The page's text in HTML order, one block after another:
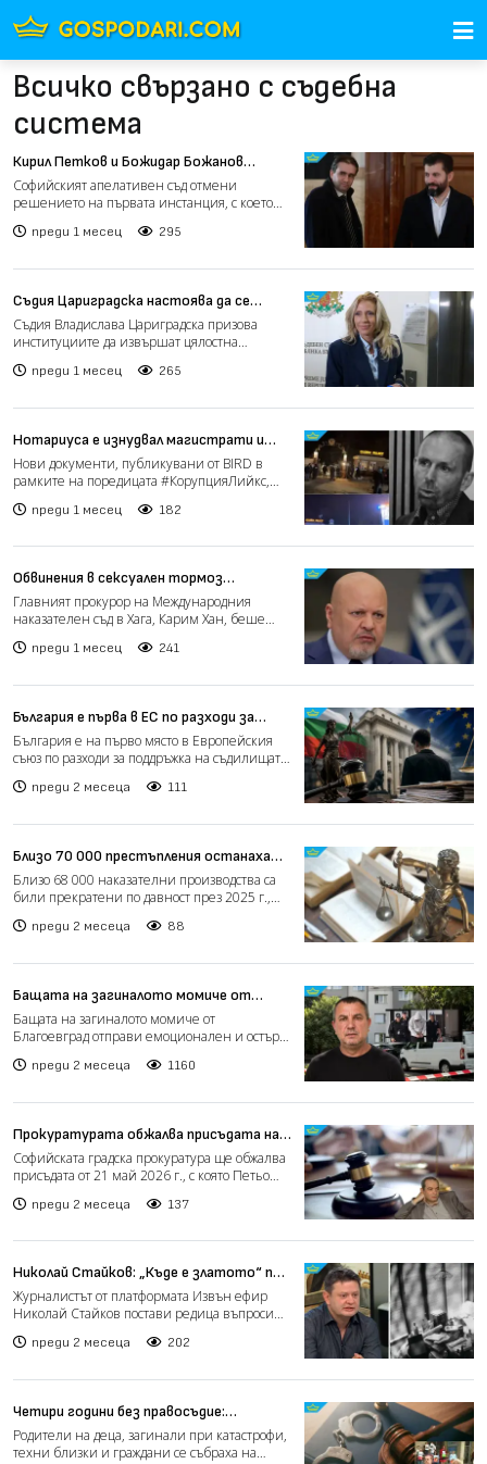
Всичко свързано с съдебна
система
Кирил Петков и Божидар Божанов
отново отиват на съд
Софийският апелативен съд отмени
решението на първата инстанция, с което
преди 1 месец 295
Съдия Цариградска настоява да се
провери кой е следил магистрати и с
какъв резултат
Съдия Владислава Цариградска призова
институциите да извършат цялостна
преди 1 месец 265
Нотариуса е изнудвал магистрати и
данъчни с компромати, сочат нови
документи
Нови документи, публикувани от BIRD в
рамките на поредицата #КорупцияЛийкс,
преди 1 месец 182
Обвинения в сексуален тормоз
разтърсиха съда в Хага
Главният прокурор на Международния
наказателен съд в Хага, Карим Хан, беше
преди 1 месец 241
България е първа в ЕС по разходи за
съдилища като дял от БВП
България е на първо място в Европейския
съюз по разходи за поддръжка на съдилищата
преди 2 месеца 111
Близо 70 000 престъпления останаха
без наказания заради изтекла давност
Близо 68 000 наказателни производства са
били прекратени по давност през 2025 г.,
преди 2 месеца 88
Бащата на загиналото момиче от
Благоевград с остър призив към
институциите (видео)
Бащата на загиналото момиче от
Благоевград отправи емоционален и остър
преди 2 месеца 1160
Прокуратурата обжалва присъдата на
Петьо Петров по обвинението за
документна измама (видео)
Софийската градска прокуратура ще обжалва
присъдата от 21 май 2026 г., с която Петьо
преди 2 месеца 137
Николай Стайков: „Къде е златото“ по
делото „Осемте джуджета“? (видео)
Журналистът от платформата Извън ефир
Николай Стайков постави редица въпроси
преди 2 месеца 202
Четири години без правосъдие:
Родители настояват за справедливост
за смъртта на млад моторист (видео)
Родители на деца, загинали при катастрофи,
техни близки и граждани се събраха на